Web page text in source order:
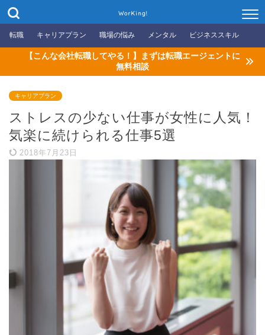
WorKing!
転職 キャリアプラン 職場の悩み メンタル ビジネススキル
【こんな会社転職してやる！】まずは転職エージェントに
無料相談
キャリアプラン
ストレスの少ない仕事が女性に人気！
気楽に続けられる仕事5選
2018年7月23日